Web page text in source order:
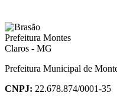
Prefeitura Municipal de
CNPJ: 22.678.874/0001-35